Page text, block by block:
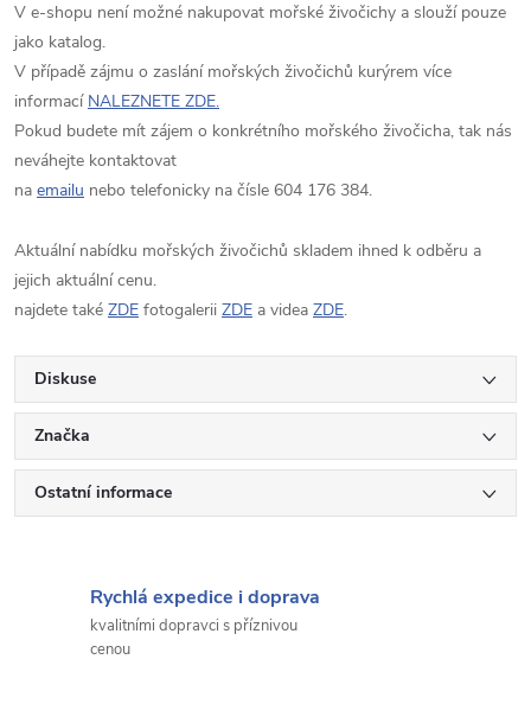
V e-shopu není možné nakupovat mořské živočichy a slouží pouze
jako katalog.
V případě zájmu o zaslání mořských živočichů kurýrem více
informací NALEZNETE ZDE.
Pokud budete mít zájem o konkrétního mořského živočicha, tak nás
neváhejte kontaktovat
na emailu nebo telefonicky na čísle 604 176 384.
Aktuální nabídku mořských živočichů skladem ihned k odběru a
jejich aktuální cenu.
najdete také ZDE fotogalerii ZDE a videa ZDE.
Diskuse
Značka
Ostatní informace
Rychlá expedice i doprava
kvalitními dopravci s příznivou
cenou